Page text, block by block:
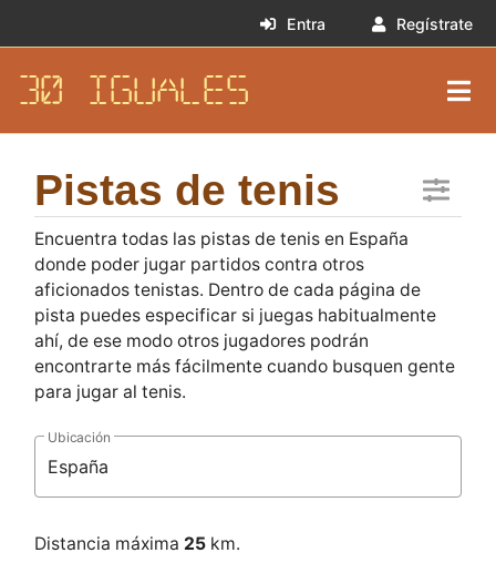
Entra Regístrate
30 IGUALES
Pistas de tenis
Encuentra todas las pistas de tenis en España
donde poder jugar partidos contra otros
aficionados tenistas. Dentro de cada página de
pista puedes especificar si juegas habitualmente
ahí, de ese modo otros jugadores podrán
encontrarte más fácilmente cuando busquen gente
para jugar al tenis.
Ubicación
Distancia máxima 25km.